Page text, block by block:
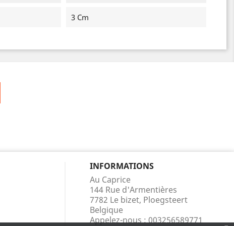
3 Cm
INFORMATIONS
Au Caprice
144 Rue d'Armentières
7782 Le bizet, Ploegsteert
Belgique
Appelez-nous :003256589771